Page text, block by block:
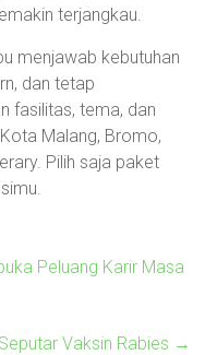
terjangkau.
menjawab kebutuhan
dan tetap
fasilitas, tema, dan
Malang, Bromo,
Pilih saja paket
Peluang Karir Masa
Vaksin Rabies →